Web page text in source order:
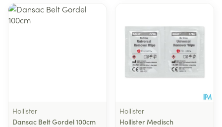
Hollister
Dansac Belt Gordel 100cm
Hollister
Hollister Medisch